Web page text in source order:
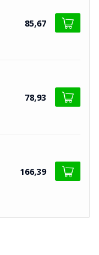
85,67
78,93
166,39